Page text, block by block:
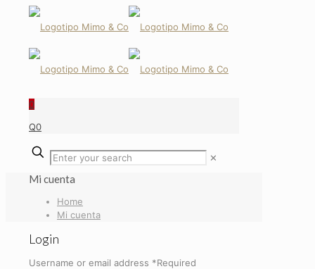
0
Q0
✕
Mi cuenta
Home
Mi cuenta
Login
Username or email address *Required